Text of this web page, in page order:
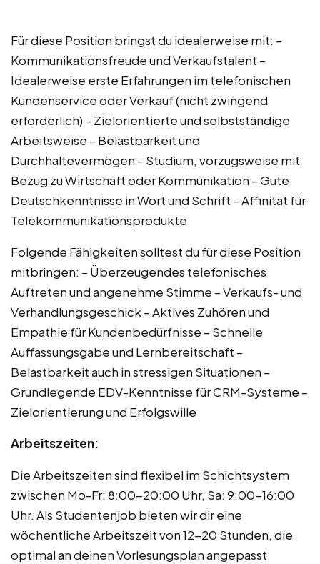
Für diese Position bringst du idealerweise mit: –
Kommunikationsfreude und Verkaufstalent –
Idealerweise erste Erfahrungen im telefonischen
Kundenservice oder Verkauf (nicht zwingend
erforderlich) – Zielorientierte und selbstständige
Arbeitsweise – Belastbarkeit und
Durchhaltevermögen – Studium, vorzugsweise mit
Bezug zu Wirtschaft oder Kommunikation – Gute
Deutschkenntnisse in Wort und Schrift – Affinität für
Telekommunikationsprodukte
Folgende Fähigkeiten solltest du für diese Position
mitbringen: – Überzeugendes telefonisches
Auftreten und angenehme Stimme – Verkaufs- und
Verhandlungsgeschick – Aktives Zuhören und
Empathie für Kundenbedürfnisse – Schnelle
Auffassungsgabe und Lernbereitschaft –
Belastbarkeit auch in stressigen Situationen –
Grundlegende EDV-Kenntnisse für CRM-Systeme –
Zielorientierung und Erfolgswille
Arbeitszeiten:
Die Arbeitszeiten sind flexibel im Schichtsystem
zwischen Mo-Fr: 8:00-20:00 Uhr, Sa: 9:00-16:00
Uhr. Als Studentenjob bieten wir dir eine
wöchentliche Arbeitszeit von 12-20 Stunden, die
optimal an deinen Vorlesungsplan angepasst